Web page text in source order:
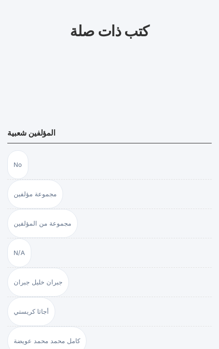
كتب ذات صلة
المؤلفين شعبية
No
مجموعة مؤلفين
مجموعة من المؤلفين
N/A
جبران خليل جبران
أجاثا كريستي
كامل محمد محمد عويضة